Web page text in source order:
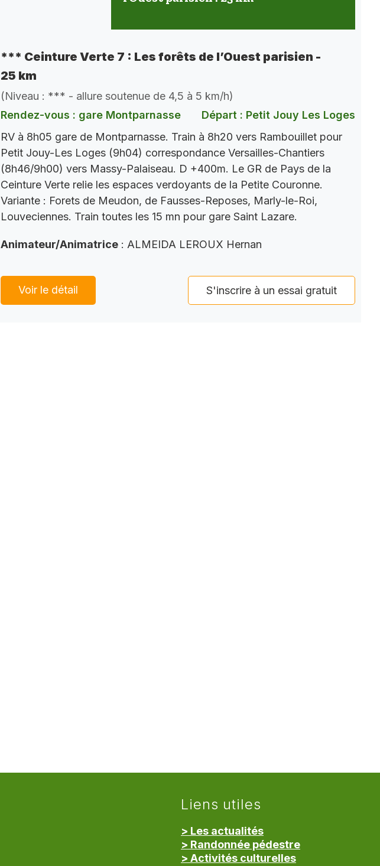
*** Ceinture Verte 7 : Les forêts de l’Ouest parisien -
25 km
(Niveau : *** - allure soutenue de 4,5 à 5 km/h)
Rendez-vous : gare Montparnasse
Départ : Petit Jouy Les Loges
RV à 8h05 gare de Montparnasse. Train à 8h20 vers Rambouillet pour
Petit Jouy-Les Loges (9h04) correspondance Versailles-Chantiers
(8h46/9h00) vers Massy-Palaiseau. D +400m. Le GR de Pays de la
Ceinture Verte relie les espaces verdoyants de la Petite Couronne.
Variante : Forets de Meudon, de Fausses-Reposes, Marly-le-Roi,
Louveciennes. Train toutes les 15 mn pour gare Saint Lazare.
Animateur/Animatrice : ALMEIDA LEROUX Hernan
Voir le détail S'inscrire à un essai gratuit
Liens utiles
> Les actualités
> Randonnée pédestre
> Activités culturelles